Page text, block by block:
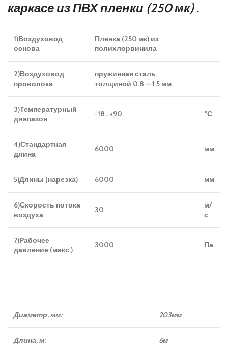
каркасе из ПВХ пленки (250 мк) .
1)Воздуховод
основа
Пленка (250 мк) из
полихлорвинила
2)Воздуховод
проволока
пружинная сталь
толщиной 0.8 — 1.5 мм
3)Температурный
диапазон
-18…+90 °С
4)Стандартная
длина
6000 мм
5)Длины (нарезка) 6000 мм
6)Скорость потока
воздуха
30
м/
с
7)Рабочее
давление (макс.)
3000 Па
Диаметр, мм: 203мм
Длина, м: 6м